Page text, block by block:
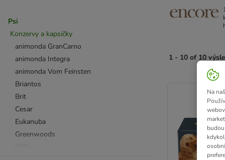
Psi
Konzervy a kapsičky
animonda GranCarno
animonda Integra
animonda Vom Feinsten
Briantos
Brit
Cesar
Eukanuba
Greenwoods
1 - 10 of 10
product items
Na